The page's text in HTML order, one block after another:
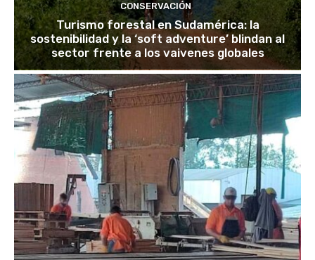
CONSERVACIÓN
Turismo forestal en Sudamérica: la
sostenibilidad y la ‘soft adventure’ blindan al
sector frente a los vaivenes globales